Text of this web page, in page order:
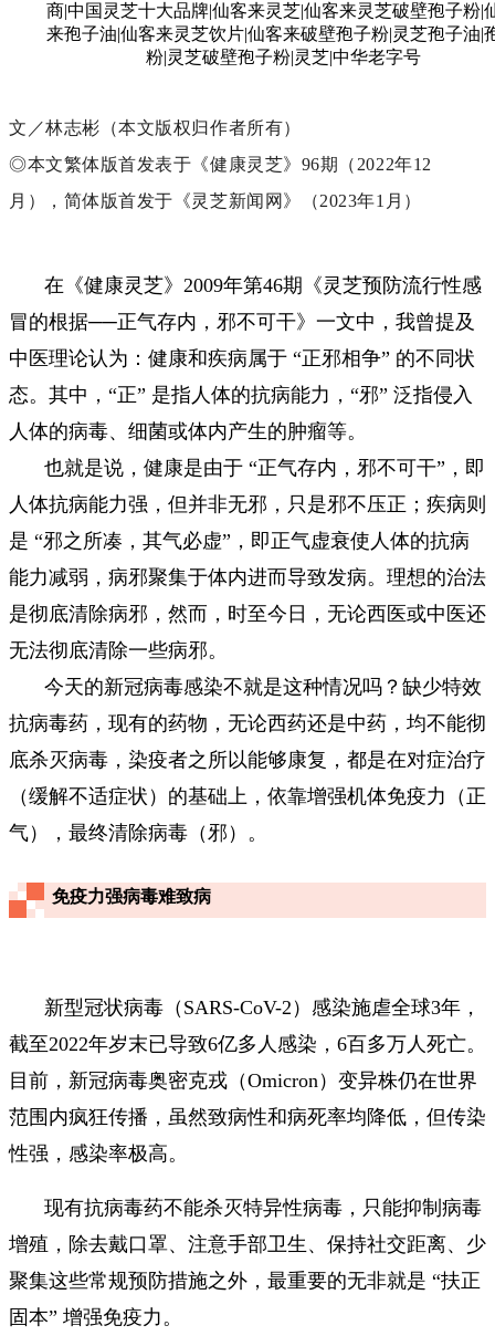
文／林志彬（本文版权归作者所有）
◎本文繁体版首发表于《健康灵芝》96期（2022年12
月），简体版首发于《灵芝新闻网》（2023年1月）
在《健康灵芝》2009年第46期《灵芝预防流行性感
冒的根据──正气存内，邪不可干》一文中，我曾提及
中医理论认为：健康和疾病属于 “正邪相争” 的不同状
态。其中，“正” 是指人体的抗病能力，“邪” 泛指侵入
人体的病毒、细菌或体内产生的肿瘤等。
也就是说，健康是由于 “正气存内，邪不可干”，即
人体抗病能力强，但并非无邪，只是邪不压正；疾病则
是 “邪之所凑，其气必虚”，即正气虚衰使人体的抗病
能力减弱，病邪聚集于体内进而导致发病。理想的治法
是彻底清除病邪，然而，时至今日，无论西医或中医还
无法彻底清除一些病邪。
今天的新冠病毒感染不就是这种情况吗？缺少特效
抗病毒药，现有的药物，无论西药还是中药，均不能彻
底杀灭病毒，染疫者之所以能够康复，都是在对症治疗
（缓解不适症状）的基础上，依靠增强机体免疫力（正
气），最终清除病毒（邪）。
免疫力强病毒难致病
新型冠状病毒（SARS-CoV-2）感染施虐全球3年，
截至2022年岁末已导致6亿多人感染，6百多万人死亡。
目前，新冠病毒奥密克戎（Omicron）变异株仍在世界
范围内疯狂传播，虽然致病性和病死率均降低，但传染
性强，感染率极高。
现有抗病毒药不能杀灭特异性病毒，只能抑制病毒
增殖，除去戴口罩、注意手部卫生、保持社交距离、少
聚集这些常规预防措施之外，最重要的无非就是 “扶正
固本” 增强免疫力。